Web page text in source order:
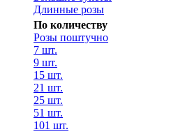
Длинные розы
По количеству
Розы поштучно
7 шт.
9 шт.
15 шт.
21 шт.
25 шт.
51 шт.
101 шт.